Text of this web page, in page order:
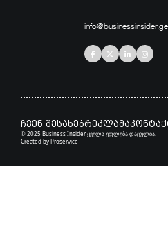
info@businessinsider.ge
ჩვენ შესახებრეკლამა
© 2025 Business Insider ყველა უფლება დაცულია.
Created byProservice